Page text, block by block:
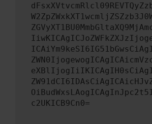
c2UKICB9Cn0=